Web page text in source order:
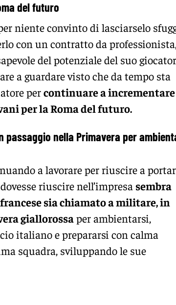
del futuro
niente convinto di lasciarselo
con un contratto da
del potenziale del suo
a guardare visto che da tempo sta
percontinuare a
per la Roma del futuro.
nella Primavera per
a lavorare per riuscire a
riuscire nell’impresa sembra
sia chiamato a militare, in
giallorossaper ambientarsi,
italiano e prepararsi con calma
squadra, sviluppando le sue